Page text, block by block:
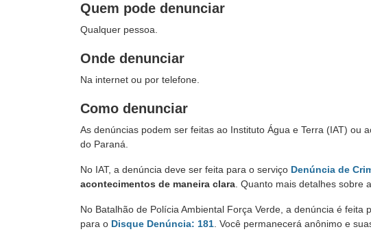
Quem pode denunciar
Qualquer pessoa.
Onde denunciar
Na internet ou por telefone.
Como denunciar
As denúncias podem ser feitas ao Instituto Água e Terra (IAT) ou
do Paraná.
No IAT, a denúncia deve ser feita para o serviço Denúncia de
acontecimentos de maneira clara . Quanto mais detalhes sobre
No Batalhão de Polícia Ambiental Força Verde, a denúncia é feita
para o Disque Denúncia: 181 . Você permanecerá anônimo e